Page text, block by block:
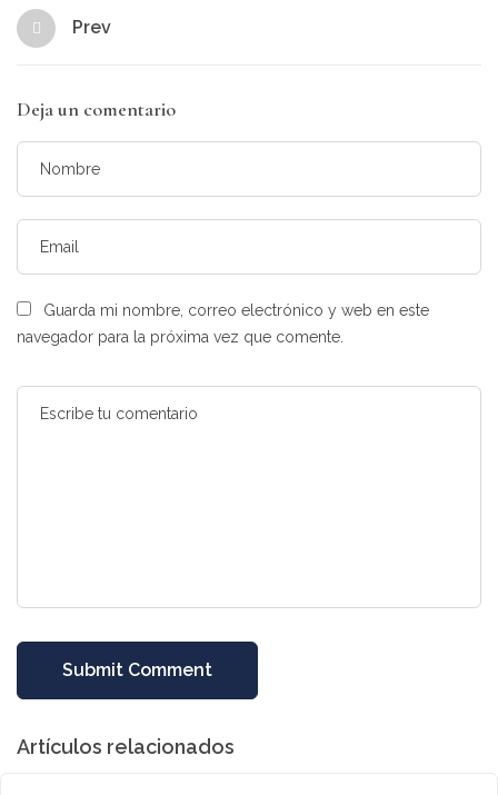
Prev
Deja un comentario
Guarda mi nombre, correo electrónico y web en este
navegador para la próxima vez que comente.
Artículos relacionados